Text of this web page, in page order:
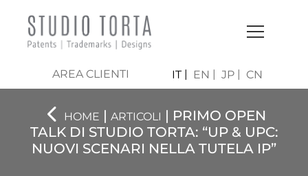
AREA CLIENTI IT EN JP CN
HOME | ARTICOLI | PRIMO OPEN
TALK DI STUDIO TORTA: “UP & UPC:
NUOVI SCENARI NELLA TUTELA IP”